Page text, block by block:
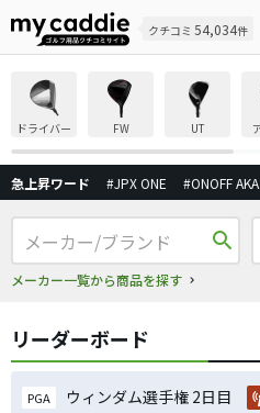
クチコミ 54,034件
ドライバー FW UT
急上昇ワード #JPX ONE #ONOFF AKA
search
メーカー一覧から商品を探す
リーダーボード
PGA ウィンダム選手権 2日目